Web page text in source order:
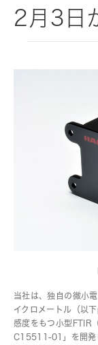
2月3日
当社は、独自の微小
イクロメートル（以
感度をもつ小型FTIR
C15511-01」を開発